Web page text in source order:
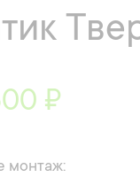
₽
монтаж: